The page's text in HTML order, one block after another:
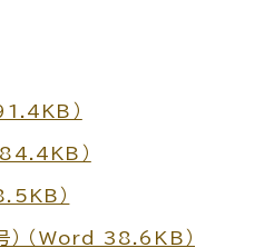
）
84.4KB）
）
） （Word 38.6KB）